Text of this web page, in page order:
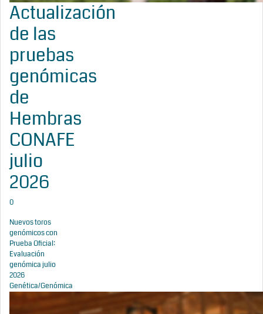
Actualización
de las
pruebas
genómicas
de
Hembras
CONAFE
julio
2026
0
Nuevos toros
genómicos con
Prueba Oficial:
Evaluación
genómica julio
2026
Genética/Genómica